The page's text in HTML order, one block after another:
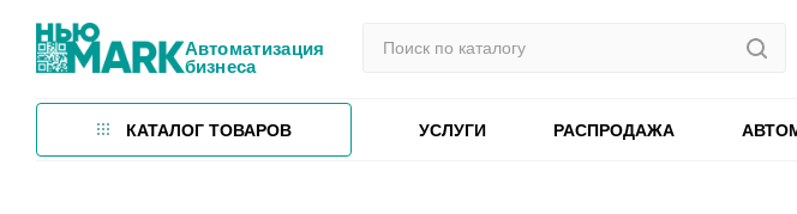
Автоматизация
бизнеса
КАТАЛОГ ТОВАРОВ УСЛУГИ РАСПРОДАЖА